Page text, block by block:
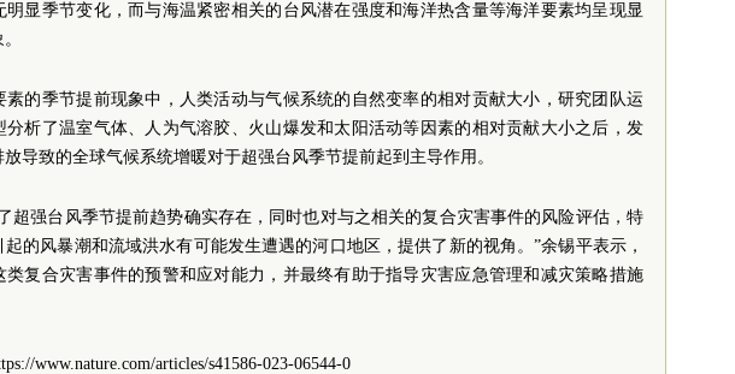
明显季节变化，而与海温紧密相关的台风潜在强度和海洋热含量等海洋要素均呈现显
素的季节提前现象中，人类活动与气候系统的自然变率的相对贡献大小，研究团队运
分析了温室气体、人为气溶胶、火山爆发和太阳活动等因素的相对贡献大小之后，发
导致的全球气候系统增暖对于超强台风季节提前起到主导作用。
超强台风季节提前趋势确实存在，同时也对与之相关的复合灾害事件的风险评估，特
的风暴潮和流域洪水有可能发生遭遇的河口地区，提供了新的视角。”余锡平表示，
类复合灾害事件的预警和应对能力，并最终有助于指导灾害应急管理和减灾策略措施
www.nature.com/articles/s41586-023-06544-0